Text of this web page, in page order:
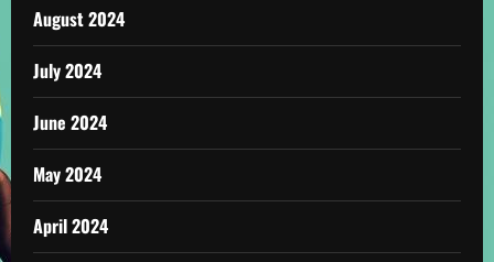
August 2024
July 2024
June 2024
May 2024
April 2024